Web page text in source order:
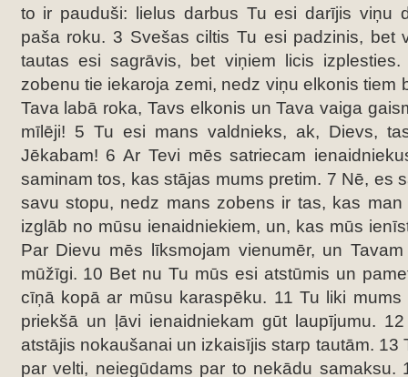
to ir pauduši: lielus darbus Tu esi darījis viņu
paša roku. 3 Svešas ciltis Tu esi padzinis, bet
tautas esi sagrāvis, bet viņiem licis
zobenu tie iekaroja zemi, nedz viņu elkonis tiem
Tava labā roka, Tavs elkonis un Tava vaiga
mīlēji! 5 Tu esi mans valdnieks, ak, Dievs,
Jēkabam! 6 Ar Tevi mēs satriecam
saminam tos, kas stājas mums pretim. 7 Nē, es
savu stopu, nedz mans zobens ir tas, kas
izglāb no mūsu ienaidniekiem, un, kas mūs
Par Dievu mēs līksmojam vienumēr, un
mūžīgi. 10 Bet nu Tu mūs esi atstūmis un
cīņā kopā ar mūsu karaspēku. 11 Tu liki mums
priekšā un ļāvi ienaidniekam gūt laupījumu.
atstājis nokaušanai un izkaisījis starp tautām. 13
par velti, neiegūdams par to nekādu samaksu.